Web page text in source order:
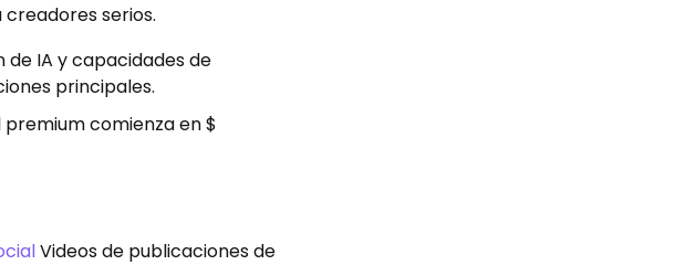
serios.
IA y capacidades de
principales.
comienza en $
Videos de publicaciones de